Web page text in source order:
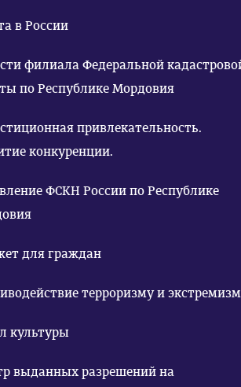
в России
филиала Федеральной
по Республике Мордовия
привлекательность.
конкуренции.
ФСКН России по Республике
для граждан
терроризму и
культуры
выданных разрешений на